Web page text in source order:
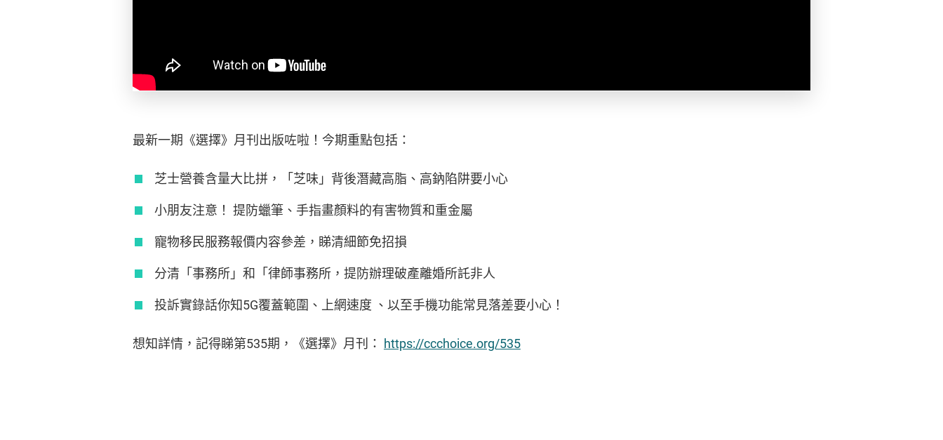
最新一期《選擇》月刊出版咗啦！今期重點包括：
芝士營養含量大比拼，「芝味」背後潛藏高脂、高鈉陷阱要小心
小朋友注意！ 提防蠟筆、手指畫顏料的有害物質和重金屬
寵物移民服務報價内容參差，睇清細節免招損
分清「事務所」和「律師事務所，提防辦理破產離婚所託非人
投訴實錄話你知5G覆蓋範圍、上網速度 、以至手機功能常見落差要小心！
想知詳情，記得睇第535期，《選擇》月刊： https://ccchoice.org/535